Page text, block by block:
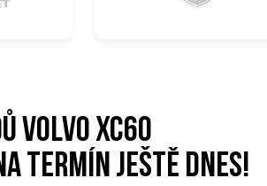
Volvo XC60
termín ještě dnes!